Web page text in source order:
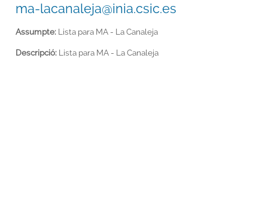
ma-lacanaleja@inia.csic.es
Assumpte: Lista para MA - La Canaleja
Descripció: Lista para MA - La Canaleja